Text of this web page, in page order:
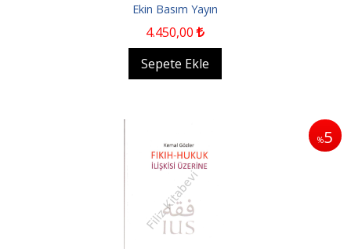
Ekin Basım Yayın
4.450,00
Sepete Ekle
%5